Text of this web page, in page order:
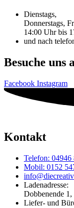
Dienstags,
Donnerstags,
14:00 Uhr bis
und nach
Besuche uns
Facebook Instagram
Kontakt
Telefon: 04946
Mobil: 0152
Ladenadresse:
Dobbenende
Liefer- und